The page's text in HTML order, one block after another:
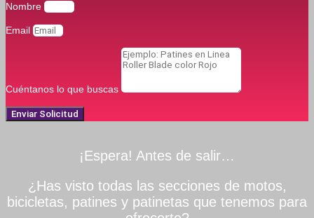
Nombre
Email
Cuéntanos lo que buscas
Enviar Solicitud
¡Espera! Antes de salir…
¿Has visto todas las secciones de motos,
bicicletas, patines y patinetas que tenemos para